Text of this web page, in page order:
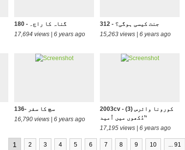
180 - گناہ کا راج۔
17,694 views | 6 years ago
312 - جنت کيسی ہوگی؟
15,263 views | 6 years ago
136- سچ کا سفر
16,790 views | 6 years ago
2003cv - (3) کورونا وائرس
’دُکھوں میں اُمید‘
17,195 views | 6 years ago
1 2 3 4 5 6 7 8 9 10 ... 91